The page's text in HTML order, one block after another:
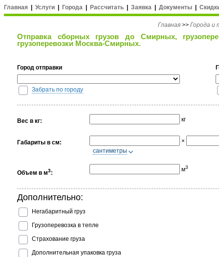
Главная Услуги Города Рассчитать Заявка Документы
Главная >> Города и
Отправка сборных грузов до Смирных,
грузоперевозки Москва-Смирных.
Город отправки
Забрать по городу
Вес в кг: кг
Габариты в см:
×
cантиметры
Объем в м3: м3
Дополнительно:
Негабаритный груз
Грузоперевозка в тепле
Страхование груза
Дополнительная упаковка груза